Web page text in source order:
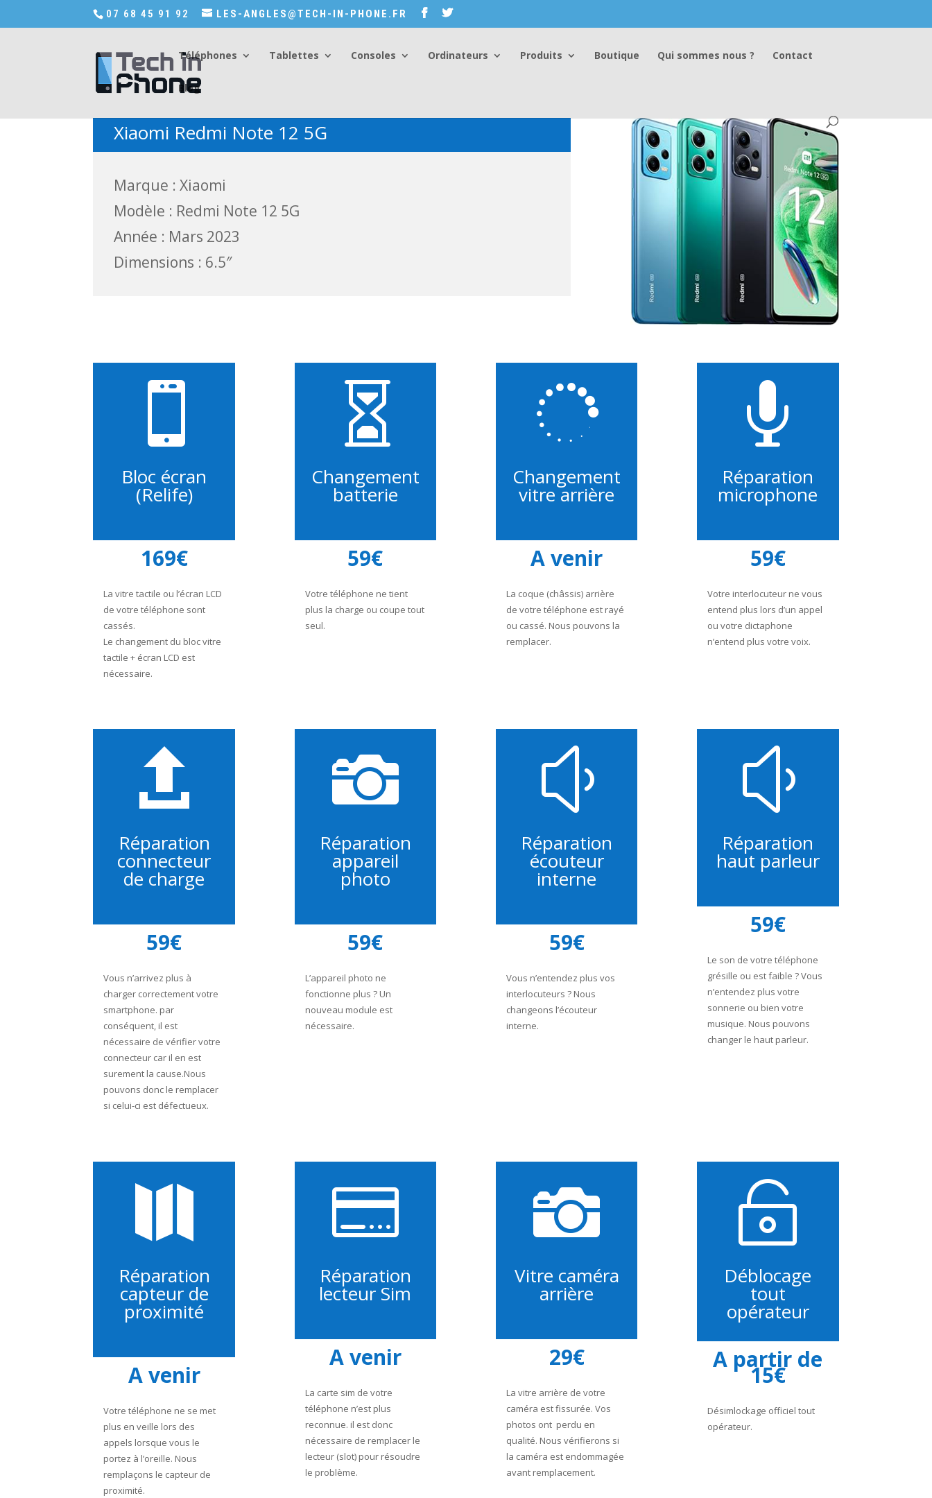
Accédez a Shop-in-tech-in-phone07 68 45 91 92 LES-ANGLES@TECH-IN-PHONE.FR
Téléphones Tablettes Consoles Ordinateurs Produits Boutique Qui sommes nous ? Contact
Blog
Xiaomi Redmi Note 12 5G
Marque : Xiaomi
Modèle : Redmi Note 12 5G
Année : Mars 2023
Dimensions : 6.5″

Bloc écran
(Relife)
169€
La vitre tactile ou l’écran LCD
de votre téléphone sont
cassés.
Le changement du bloc vitre
tactile + écran LCD est
nécessaire.

Changement
batterie
59€
Votre téléphone ne tient
plus la charge ou coupe tout
seul.

Changement
vitre arrière
A venir
La coque (châssis) arrière
de votre téléphone est rayé
ou cassé. Nous pouvons la
remplacer.

Réparation
microphone
59€
Votre interlocuteur ne vous
entend plus lors d’un appel
ou votre dictaphone
n’entend plus votre voix.

Réparation
connecteur
de charge
59€
Vous n’arrivez plus à
charger correctement votre
smartphone. par
conséquent, il est
nécessaire de vérifier votre
connecteur car il en est
surement la cause.Nous
pouvons donc le remplacer
si celui-ci est défectueux.

Réparation
appareil
photo
59€
L’appareil photo ne
fonctionne plus ? Un
nouveau module est
nécessaire.
y
Réparation
écouteur
interne
59€
Vous n’entendez plus vos
interlocuteurs ? Nous
changeons l’écouteur
interne.
y
Réparation
haut parleur
59€
Le son de votre téléphone
grésille ou est faible ? Vous
n’entendez plus votre
sonnerie ou bien votre
musique. Nous pouvons
changer le haut parleur.

Réparation
capteur de
proximité
A venir
Votre téléphone ne se met
plus en veille lors des
appels lorsque vous le
portez à l’oreille. Nous
remplaçons le capteur de
proximité.

Réparation
lecteur Sim
A venir
La carte sim de votre
téléphone n’est plus
reconnue. il est donc
nécessaire de remplacer le
lecteur (slot) pour résoudre
le problème.

Vitre caméra
arrière
29€
La vitre arrière de votre
caméra est fissurée. Vos
photos ont perdu en
qualité. Nous vérifierons si
la caméra est endommagée
avant remplacement.

Déblocage
tout
opérateur
A partir de
15€
Désimlockage officiel tout
opérateur.